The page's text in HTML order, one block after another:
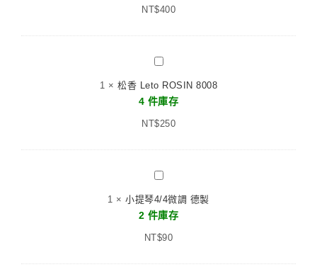
肩
1/4
NT$400
松
ROSIN
8008
1 × 松香 Leto ROSIN 8008
4 件庫存
NT$250
小
4/4
微
1 ×小提琴4/4微調 德製
2 件庫存
NT$90